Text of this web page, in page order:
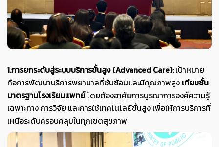
1.การยกระดับสู่ระบบบริการขั้นสูง (Advanced Care):เป้าหมาย
คือการพัฒนาบริการพยาบาลที่ซับซ้อนและมีคุณภาพสูง เทียบชั้น
มาตรฐานโรงเรียนแพทย์โดยต้องอาศัยการบูรณาการองค์ความรู้
เฉพาะทาง การวิจัย และการใช้เทคโนโลยีขั้นสูง เพื่อให้การบริการที่
เหนือระดับครอบคลุมในทุกเขตสุขภาพ